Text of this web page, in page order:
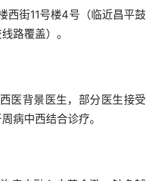
路覆盖）。
病中西结合诊疗。